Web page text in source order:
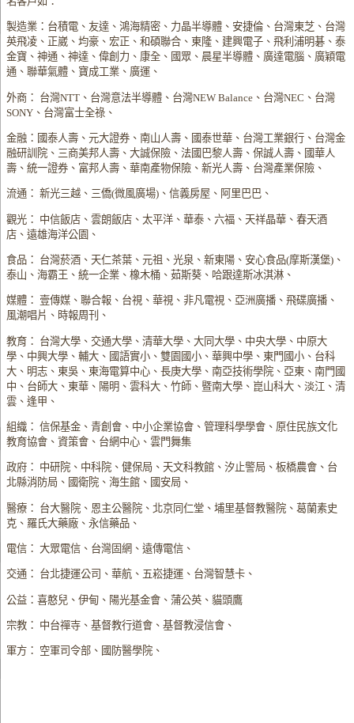
製造業：台積電、友達、鴻海精密、力晶半導體、安捷倫、台灣東芝、台灣
英飛凌、正崴、均豪、宏正、和碩聯合、東隆、建興電子、飛利浦明碁、泰
金寶、神通、神達、偉創力、康全、國眾、晨星半導體、廣達電腦、廣穎電
通、聯華氣體、寶成工業、廣運、
外商： 台灣NTT、台灣意法半導體、台灣NEW Balance、台灣NEC、台灣
SONY、台灣富士全祿、
金融：國泰人壽、元大證券、南山人壽、國泰世華、台灣工業銀行、台灣金
融研訓院、三商美邦人壽、大誠保險、法國巴黎人壽、保誠人壽、國華人
壽、統一證券、富邦人壽、華南產物保險、新光人壽、台灣產業保險、
流通： 新光三越、三僑(微風廣場)、信義房屋、阿里巴巴、
觀光： 中信飯店、雲朗飯店、太平洋、華泰、六福、天祥晶華、春天酒
店、遠雄海洋公園、
食品： 台灣菸酒、天仁茶葉、元祖、光泉、新東陽、安心食品(摩斯漢堡)、
泰山、海霸王、統一企業、橡木桶、茹斯葵、哈跟達斯冰淇淋、
媒體： 壹傳媒、聯合報、台視、華視、非凡電視、亞洲廣播、飛碟廣播、
風潮唱片、時報周刊、
教育： 台灣大學、交通大學、清華大學、大同大學、中央大學、中原大
學、中興大學、輔大、國語實小、雙園國小、華興中學、東門國小、台科
大、明志、東吳、東海電算中心、長庚大學、南亞技術學院、亞東、南門國
中、台師大、東華、陽明、雲科大、竹師、暨南大學、崑山科大、淡江、清
雲、逢甲、
組織： 信保基金、青創會、中小企業協會、管理科學學會、原住民族文化
教育協會、資策會、台網中心、雲門舞集
政府： 中研院、中科院、健保局、天文科教館、汐止警局、板橋農會、台
北縣消防局、國衛院、海生館、國安局、
醫療： 台大醫院、恩主公醫院、北京同仁堂、埔里基督教醫院、葛蘭素史
克、羅氏大藥廠、永信藥品、
電信： 大眾電信、台灣固網、遠傳電信、
交通： 台北捷運公司、華航、五崧捷運、台灣智慧卡、
公益：喜憨兒、伊甸、陽光基金會、蒲公英、貓頭鷹
宗教： 中台禪寺、基督教行道會、基督教浸信會、
軍方： 空軍司令部、國防醫學院、